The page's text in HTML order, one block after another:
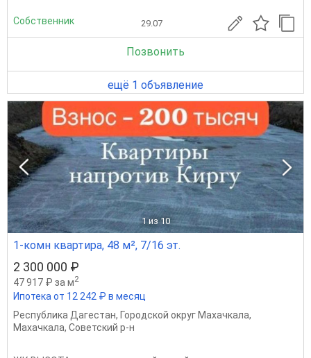
Собственник 29.07
Позвонить
ещё 1 объявление
1 из 10
1-комн квартира, 48 м², 7/16 эт.
2 300 000 ₽
47 917 ₽ за м2
Ипотека от 12 242 ₽ в месяц
Республика Дагестан, Городской округ Махачкала,
Махачкала, Советский р-н